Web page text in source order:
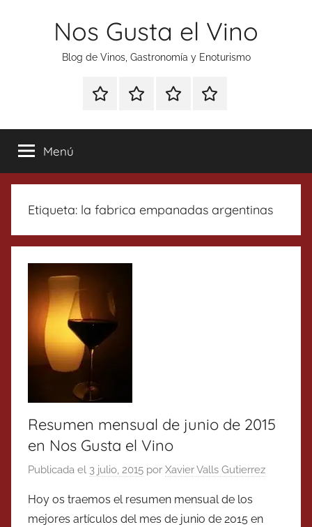
Nos Gusta el Vino
Blog de Vinos, Gastronomía y Enoturismo
Especial
Tonics
Enoturismo
Gastronomía
RankingContacto
Menú
Etiqueta: la fabrica empanadas argentinas
Resumen mensual de junio de 2015
en Nos Gusta el Vino
Publicada el 3 julio, 2015 por Xavier Valls Gutierrez
Hoy os traemos el resumen mensual de los
mejores artículos del mes de junio de 2015 en